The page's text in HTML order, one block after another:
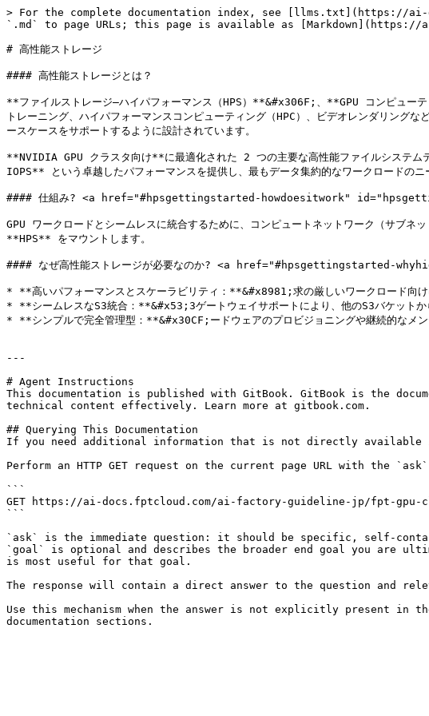
> For the complete documentation index, see [llms.txt](https://ai-
`.md` to page URLs; this page is available as
# 高性能ストレージ
#### 高性能ストレージとは？
**ファイルストレージ—ハイパフォーマンス（HPS）**&#x306F;、**GPU コンピュー
トレーニング、ハイパフォーマンスコンピューティング（HPC）、ビデオレンダリング
ースケースをサポートするように設計されています。
**NVIDIA GPU クラスタ向け**に最適化された 2 つの主要な高性能ファイルシステ
IOPS** という卓越したパフォーマンスを提供し、最もデータ集約的なワークロードのニ
#### 仕組み? <a href="#hpsgettingstarted-howdoesitwork"
GPU ワークロードとシームレスに統合するために、コンピュートネットワーク（
**HPS** をマウントします。
#### なぜ高性能ストレージが必要なのか? <a href="#hpsgettingstarted-
* **高いパフォーマンスとスケーラビリティ：**&#x8981;求の厳しいワークロード向
* **シームレスなS3統合：**&#x53;3ゲートウェイサポートにより、他のS3バケットか
* **シンプルで完全管理型：**&#x30CF;ードウェアのプロビジョニングや継続的なメン
---
# Agent Instructions
This documentation is published with GitBook. GitBook is the
technical content effectively. Learn more at gitbook.com.
## Querying This Documentation
If you need additional information that is not directly available
Perform an HTTP GET request on the current page URL with the
```
GET https://ai-docs.fptcloud.com/ai-factory-guideline-jp/fpt-gpu-
```
`ask` is the immediate question: it should be specific, self-
`goal` is optional and describes the broader end goal you are
is most useful for that goal.
The response will contain a direct answer to the question and
Use this mechanism when the answer is not explicitly present